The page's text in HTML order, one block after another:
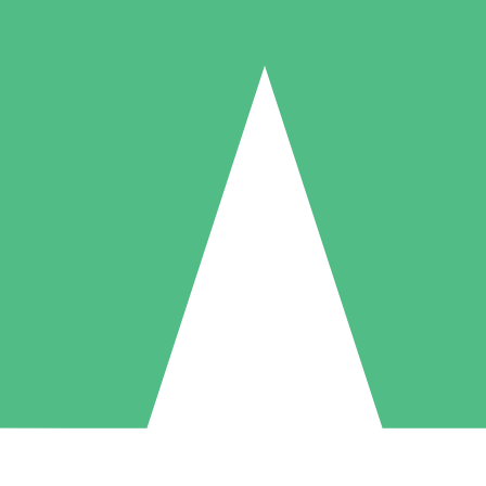
Packs de Crédits Individuels
à l'utilisation avec des crédits de téléchargement. Sans engagement
5 Téléchargements
US$